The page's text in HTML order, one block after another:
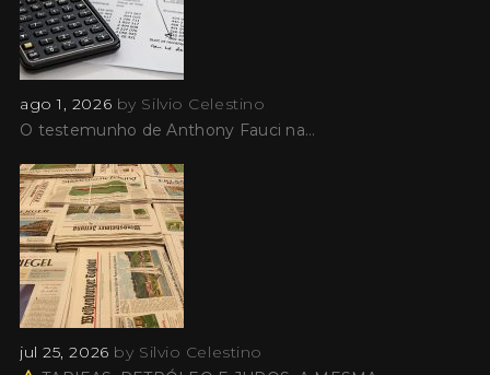
ago 1, 2026 by Silvio Celestino
O testemunho de Anthony Fauci na…
jul 25, 2026 by Silvio Celestino